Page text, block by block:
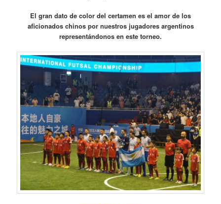
El gran dato de color del certamen es el amor de los
aficionados chinos por nuestros jugadores argentinos
representándonos en este torneo.